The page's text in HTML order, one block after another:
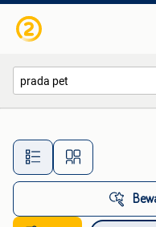
Alle